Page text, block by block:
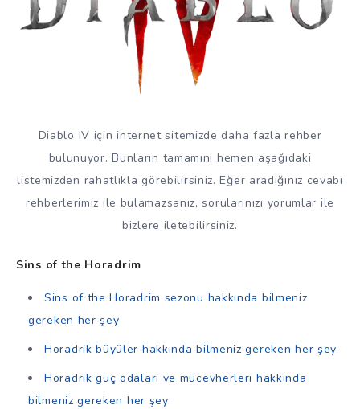
Diablo IV için internet sitemizde daha fazla rehber
bulunuyor. Bunların tamamını hemen aşağıdaki
listemizden rahatlıkla görebilirsiniz. Eğer aradığınız cevabı
rehberlerimiz ile bulamazsanız, sorularınızı yorumlar ile
bizlere iletebilirsiniz.
Sins of the Horadrim
Sins of the Horadrim sezonu hakkında bilmeniz
gereken her şey
Horadrik büyüler hakkında bilmeniz gereken her şey
Horadrik güç odaları ve mücevherleri hakkında
bilmeniz gereken her şey